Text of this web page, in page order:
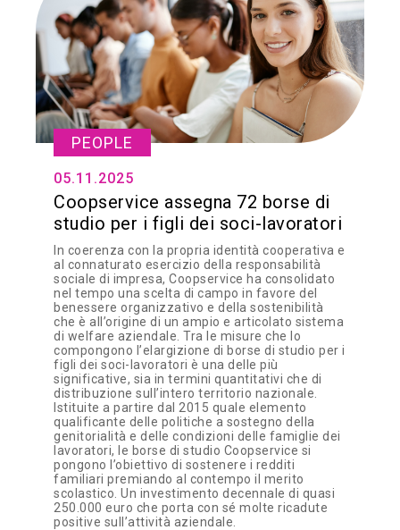
PEOPLE
05.11.2025
Coopservice assegna 72 borse di
studio per i figli dei soci-lavoratori
In coerenza con la propria identità cooperativa e
al connaturato esercizio della responsabilità
sociale di impresa, Coopservice ha consolidato
nel tempo una scelta di campo in favore del
benessere organizzativo e della sostenibilità
che è all’origine di un ampio e articolato sistema
di welfare aziendale. Tra le misure che lo
compongono l’elargizione di borse di studio per i
figli dei soci-lavoratori è una delle più
significative, sia in termini quantitativi che di
distribuzione sull’intero territorio nazionale.
Istituite a partire dal 2015 quale elemento
qualificante delle politiche a sostegno della
genitorialità e delle condizioni delle famiglie dei
lavoratori, le borse di studio Coopservice si
pongono l’obiettivo di sostenere i redditi
familiari premiando al contempo il merito
scolastico. Un investimento decennale di quasi
250.000 euro che porta con sé molte ricadute
positive sull’attività aziendale.